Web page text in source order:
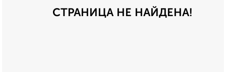
СТРАНИЦА НЕ НАЙДЕНА!